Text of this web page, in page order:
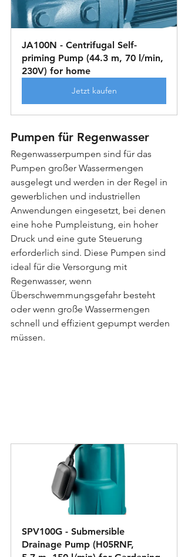
JA100N - Centrifugal Self-
priming Pump (44.3 m, 70 l/min,
230V) for home
Jetzt kaufen
Pumpen für Regenwasser
Regenwasserpumpen sind für das
Pumpen großer Wassermengen
ausgelegt und werden in der Regel in
gewerblichen und industriellen
Anwendungen eingesetzt, bei denen
eine hohe Pumpleistung, ein hoher
Druck und eine gute Steuerung
erforderlich sind. Diese Pumpen sind
ideal für die Versorgung mit
Regenwasser, wenn
Überschwemmungsgefahr besteht
oder wenn große Wassermengen
schnell und effizient gepumpt werden
müssen.
SPV100G - Submersible
Drainage Pump (H05RNF,